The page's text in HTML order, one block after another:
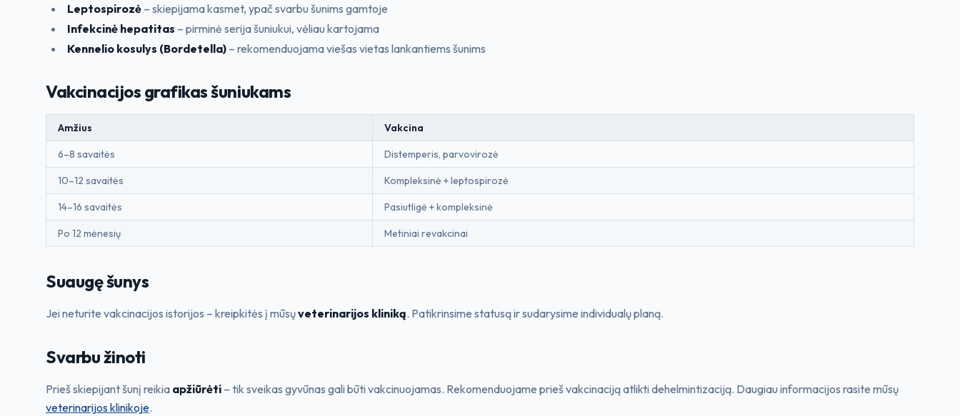
Leptospirozė – skiepijama kasmet, ypač svarbu šunims gamtoje
Infekcinė hepatitas – pirminė serija šuniukui, vėliau kartojama
Kennelio kosulys (Bordetella) – rekomenduojama viešas vietas lankantiems šunims
Vakcinacijos grafikas šuniukams
Amžius Vakcina
6–8 savaitės Distemperis, parvovirozė
10–12 savaitės Kompleksinė + leptospirozė
14–16 savaitės Pasiutligė + kompleksinė
Po 12 mėnesių Metiniai revakcinai
Suaugę šunys
Jei neturite vakcinacijos istorijos – kreipkitės į mūsųveterinarijos kliniką. Patikrinsime statusą ir sudarysime individualų planą.
Svarbu žinoti
Prieš skiepijant šunį reikia apžiūrėti – tik sveikas gyvūnas gali būti vakcinuojamas. Rekomenduojame prieš vakcinaciją atlikti dehelmintizaciją. Daugiau informacijos rasite mūsų
veterinarijos klinikoje.